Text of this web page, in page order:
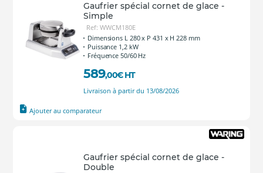
Gaufrier spécial cornet de glace -
Simple
Ref: WWCM180E
Dimensions L 280 x P 431 x H 228 mm
Puissance 1,2 kW
Fréquence 50/60 Hz
589,00€ HT
Livraison à partir du 13/08/2026
Ajouter au comparateur
Gaufrier spécial cornet de glace -
Double